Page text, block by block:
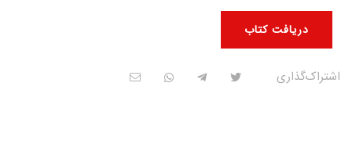
دریافت کتاب
اشتراک‌گذاری